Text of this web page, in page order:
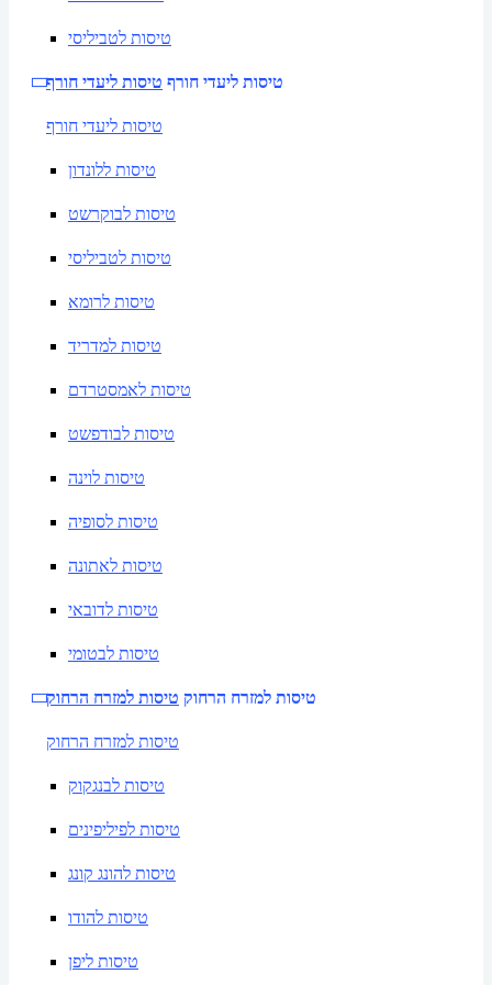
טיסות לטביליסי
טיסות ליעדי חורף טיסות ליעדי חורף
טיסות ליעדי חורף
טיסות ללונדון
טיסות לבוקרשט
טיסות לטביליסי
טיסות לרומא
טיסות למדריד
טיסות לאמסטרדם
טיסות לבודפשט
טיסות לוינה
טיסות לסופיה
טיסות לאתונה
טיסות לדובאי
טיסות לבטומי
טיסות למזרח הרחוק טיסות למזרח הרחוק
טיסות למזרח הרחוק
טיסות לבנגקוק
טיסות לפיליפינים
טיסות להונג קונג
טיסות להודו
טיסות ליפן